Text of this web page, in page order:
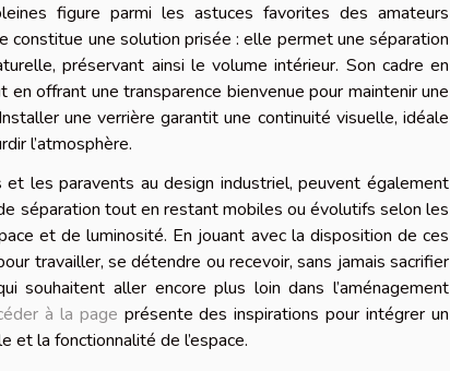
figure parmi les astuces favorites des amateurs
constitue une solution prisée : elle permet une séparation
préservant ainsi le volume intérieur. Son cadre en
offrant une transparence bienvenue pour maintenir une
une verrière garantit une continuité visuelle, idéale
l’atmosphère.
les paravents au design industriel, peuvent également
séparation tout en restant mobiles ou évolutifs selon les
et de luminosité. En jouant avec la disposition de ces
travailler, se détendre ou recevoir, sans jamais sacrifier
souhaitent aller encore plus loin dans l’aménagement
à la page présente des inspirations pour intégrer un
et la fonctionnalité de l’espace.